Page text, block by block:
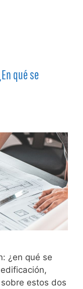
qué se
¿en qué se
estos dos